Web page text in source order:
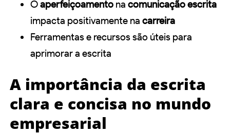
Oaperfeiçoamento na comunicação escrita
impacta positivamente na carreira
Ferramentas e recursos são úteis para
aprimorar a escrita
A importância da escrita
clara e concisa no mundo
empresarial